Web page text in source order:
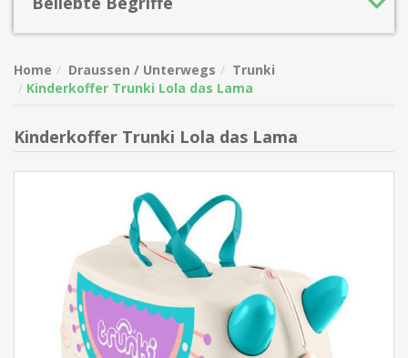
Home Draussen / Unterwegs
Trunki
Kinderkoffer Trunki Lola das Lama
Kinderkoffer Trunki Lola das Lama